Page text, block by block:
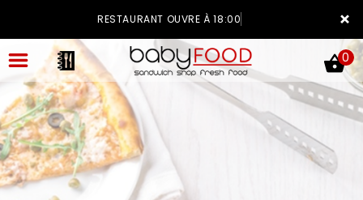
×
RESTAURANT OUVRE À 18:00
ACCUEIL
0